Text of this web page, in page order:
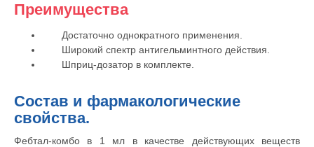
Вакцинация кроликов
Вакцинация хорьков
Преимущества
Достаточно однократного применения.
Широкий спектр антигельминтного действия.
Шприц-дозатор в комплекте.
Состав и фармакологические
свойства.
Фебтал-комбо в 1 мл в качестве действующих веществ